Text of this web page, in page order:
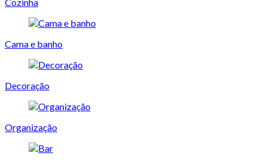
Cama e banho
Decoração
Organização